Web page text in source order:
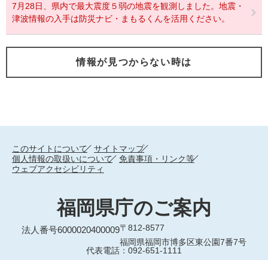
7月28日、県内で最大震度５弱の地震を観測しました。地震・
津波情報の入手は防災ナビ・まもるくんを活用ください。
情報が見つからない時は
このサイトについて
サイトマップ
個人情報の取扱いについて
免責事項・リンク等
ウェブアクセシビリティ
福岡県庁のご案内
法人番号6000020400009〒812-8577
福岡県福岡市博多区東公園7番7号
代表電話：092-651-1111